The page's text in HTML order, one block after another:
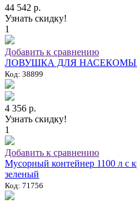
44 542 р.
Узнать скидку!
1
Добавить к сравнению
ЛОВУШКА ДЛЯ НАСЕКОМЫХ
Код: 38899
4 356 р.
Узнать скидку!
1
Добавить к сравнению
Мусорный контейнер 1100 л с
зеленый
Код: 71756